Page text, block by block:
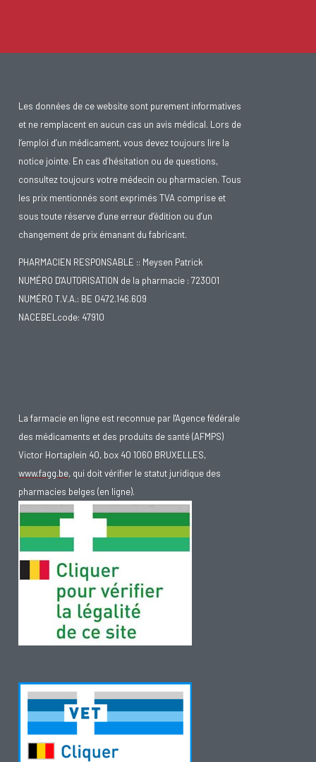
Les données de ce website sont purement informatives
et ne remplacent en aucun cas un avis médical. Lors de
l’emploi d’un médicament, vous devez toujours lire la
notice jointe. En cas d’hésitation ou de questions,
consultez toujours votre médecin ou pharmacien. Tous
les prix mentionnés sont exprimés TVA comprise et
sous toute réserve d’une erreur d’édition ou d’un
changement de prix émanant du fabricant.
PHARMACIEN RESPONSABLE :: Meysen Patrick
NUMÉRO D'AUTORISATION de la pharmacie : 723001
NUMÉRO T.V.A.: BE 0472.146.609
NACEBELcode: 47910
La farmacie en ligne est reconnue par l'Agence fédérale
des médicaments et des produits de santé (AFMPS)
Victor Hortaplein 40, box 40 1060 BRUXELLES,
www.fagg.be, qui doit vérifier le statut juridique des
pharmacies belges (en ligne).